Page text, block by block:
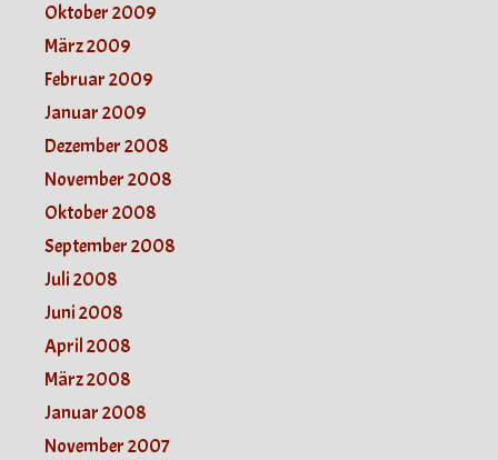
Oktober 2009
März 2009
Februar 2009
Januar 2009
Dezember 2008
November 2008
Oktober 2008
September 2008
Juli 2008
Juni 2008
April 2008
März 2008
Januar 2008
November 2007